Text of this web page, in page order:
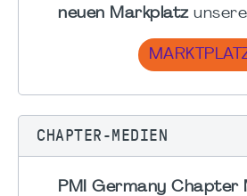
neuen Markplatz
CHAPTER-MEDIEN
PMI Germany Chapter